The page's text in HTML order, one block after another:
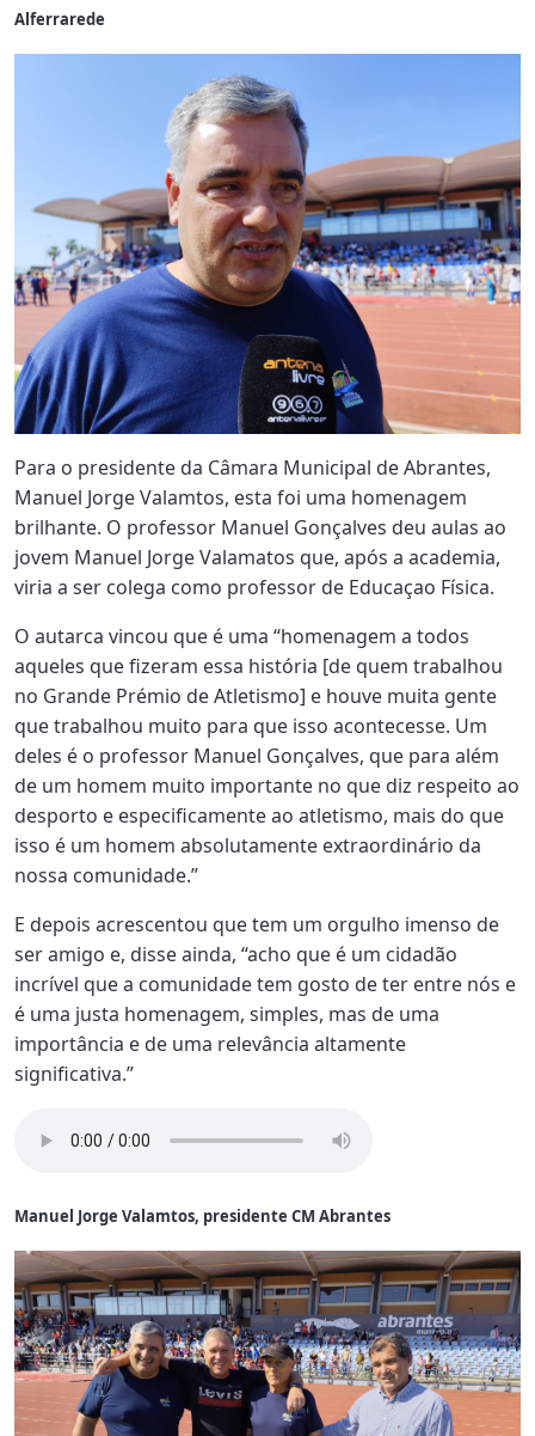
Alferrarede
Para o presidente da Câmara Municipal de Abrantes,
Manuel Jorge Valamtos, esta foi uma homenagem
brilhante. O professor Manuel Gonçalves deu aulas ao
jovem Manuel Jorge Valamatos que, após a academia,
viria a ser colega como professor de Educaçao Física.
O autarca vincou que é uma “homenagem a todos
aqueles que fizeram essa história [de quem trabalhou
no Grande Prémio de Atletismo] e houve muita gente
que trabalhou muito para que isso acontecesse. Um
deles é o professor Manuel Gonçalves, que para além
de um homem muito importante no que diz respeito ao
desporto e especificamente ao atletismo, mais do que
isso é um homem absolutamente extraordinário da
nossa comunidade.”
E depois acrescentou que tem um orgulho imenso de
ser amigo e, disse ainda, “acho que é um cidadão
incrível que a comunidade tem gosto de ter entre nós e
é uma justa homenagem, simples, mas de uma
importância e de uma relevância altamente
significativa.”
Manuel Jorge Valamtos, presidente CM Abrantes